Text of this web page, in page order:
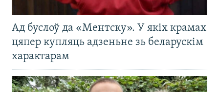
Ад буслоў да «Ментску». У якіх крамах
цяпер купляць адзеньне зь беларускім
характарам